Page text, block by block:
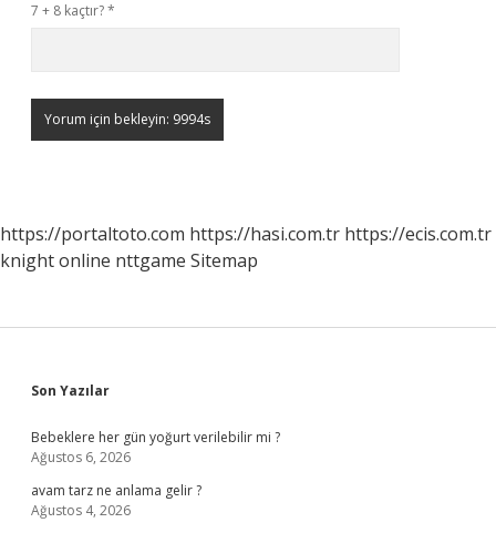
7 + 8 kaçtır?*
https://portaltoto.com https://hasi.com.tr https://ecis.com.tr
knight online nttgame Sitemap
Sidebar
Son Yazılar
Bebeklere her gün yoğurt verilebilir mi ?
Ağustos 6, 2026
avam tarz ne anlama gelir ?
Ağustos 4, 2026